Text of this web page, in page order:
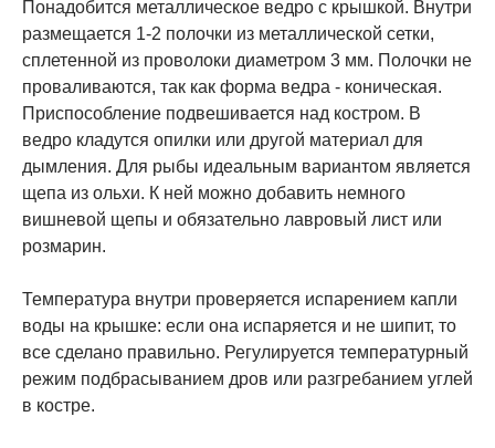
Понадобится металлическое ведро с крышкой. Внутри
размещается 1-2 полочки из металлической сетки,
сплетенной из проволоки диаметром 3 мм. Полочки не
проваливаются, так как форма ведра - коническая.
Приспособление подвешивается над костром. В
ведро кладутся опилки или другой материал для
дымления. Для рыбы идеальным вариантом является
щепа из ольхи. К ней можно добавить немного
вишневой щепы и обязательно лавровый лист или
розмарин.
Температура внутри проверяется испарением капли
воды на крышке: если она испаряется и не шипит, то
все сделано правильно. Регулируется температурный
режим подбрасыванием дров или разгребанием углей
в костре.